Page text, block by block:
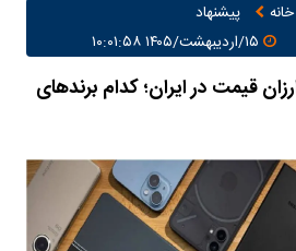
خانه
پیشنهاد
۱۵/اردیبهشت/۱۴۰۵ ۱۰:۰۱:۵۸
قیمت در ایران؛ کدام برندهای